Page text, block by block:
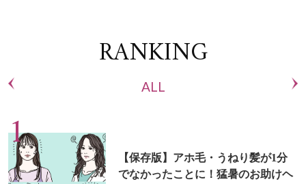
RANKING
ALL
【保存版】アホ毛・うねり髪が1分
でなかったことに！猛暑のお助けヘ